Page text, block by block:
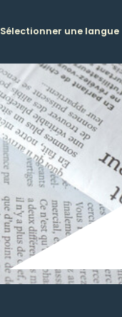
Sélectionner une langue